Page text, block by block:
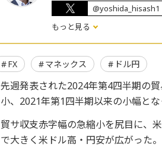
@yoshida_hisash1
もっと見る
FX マネックス ドル円
先週発表された2024年第4四半期の
小、2021年第1四半期以来の小幅と
貿サ収支赤字幅の急縮小を尻目に、
で大きく米ドル高・円安が広がった。